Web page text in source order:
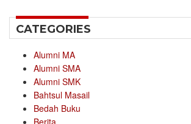
CATEGORIES
Alumni MA
Alumni SMA
Alumni SMK
Bahtsul Masail
Bedah Buku